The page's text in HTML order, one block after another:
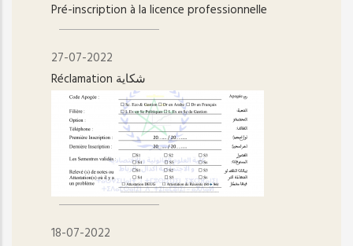
Pré-inscription à la licence professionnelle
27-07-2022
Réclamation شكاية
18-07-2022